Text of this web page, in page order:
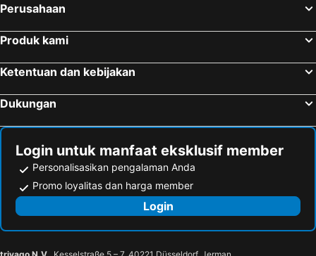
Perusahaan
Produk kami
Ketentuan dan kebijakan
Dukungan
Login untuk manfaat eksklusif member
Personalisasikan pengalaman Anda
Promo loyalitas dan harga member
Login